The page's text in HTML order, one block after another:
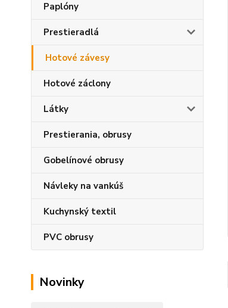
Paplóny
Prestieradlá
Hotové závesy
Hotové záclony
Látky
Prestierania, obrusy
Gobelínové obrusy
Návleky na vankúš
Kuchynský textil
PVC obrusy
Novinky